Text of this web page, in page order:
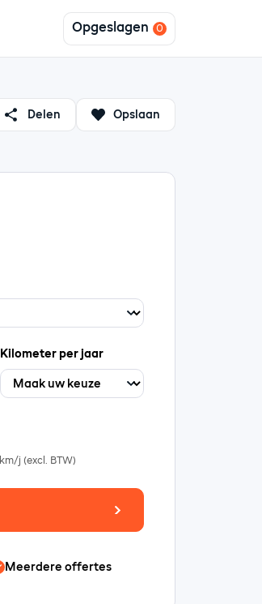
Opgeslagen
Delen Opslaan
Kilometer per jaar
km/j (excl. BTW)
Meerdere offertes